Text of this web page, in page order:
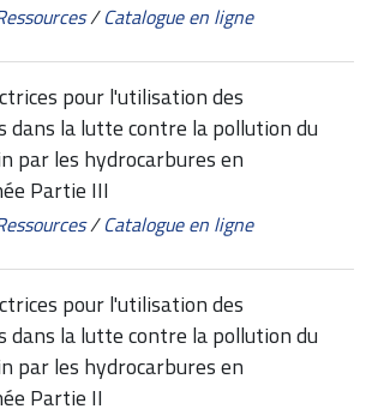
/Catalogue en ligne
pour l'utilisation des
dans la lutte contre la pollution du
par les hydrocarbures en
Partie III
/Catalogue en ligne
pour l'utilisation des
dans la lutte contre la pollution du
par les hydrocarbures en
Partie II